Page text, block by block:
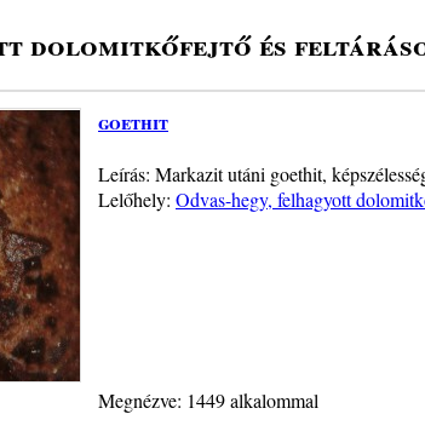
dolomitkőfejtő és
goethit
Leírás: Markazit utáni goethit,
Lelőhely: Odvas-hegy, felhagyott
Megnézve: 1449 alkalommal